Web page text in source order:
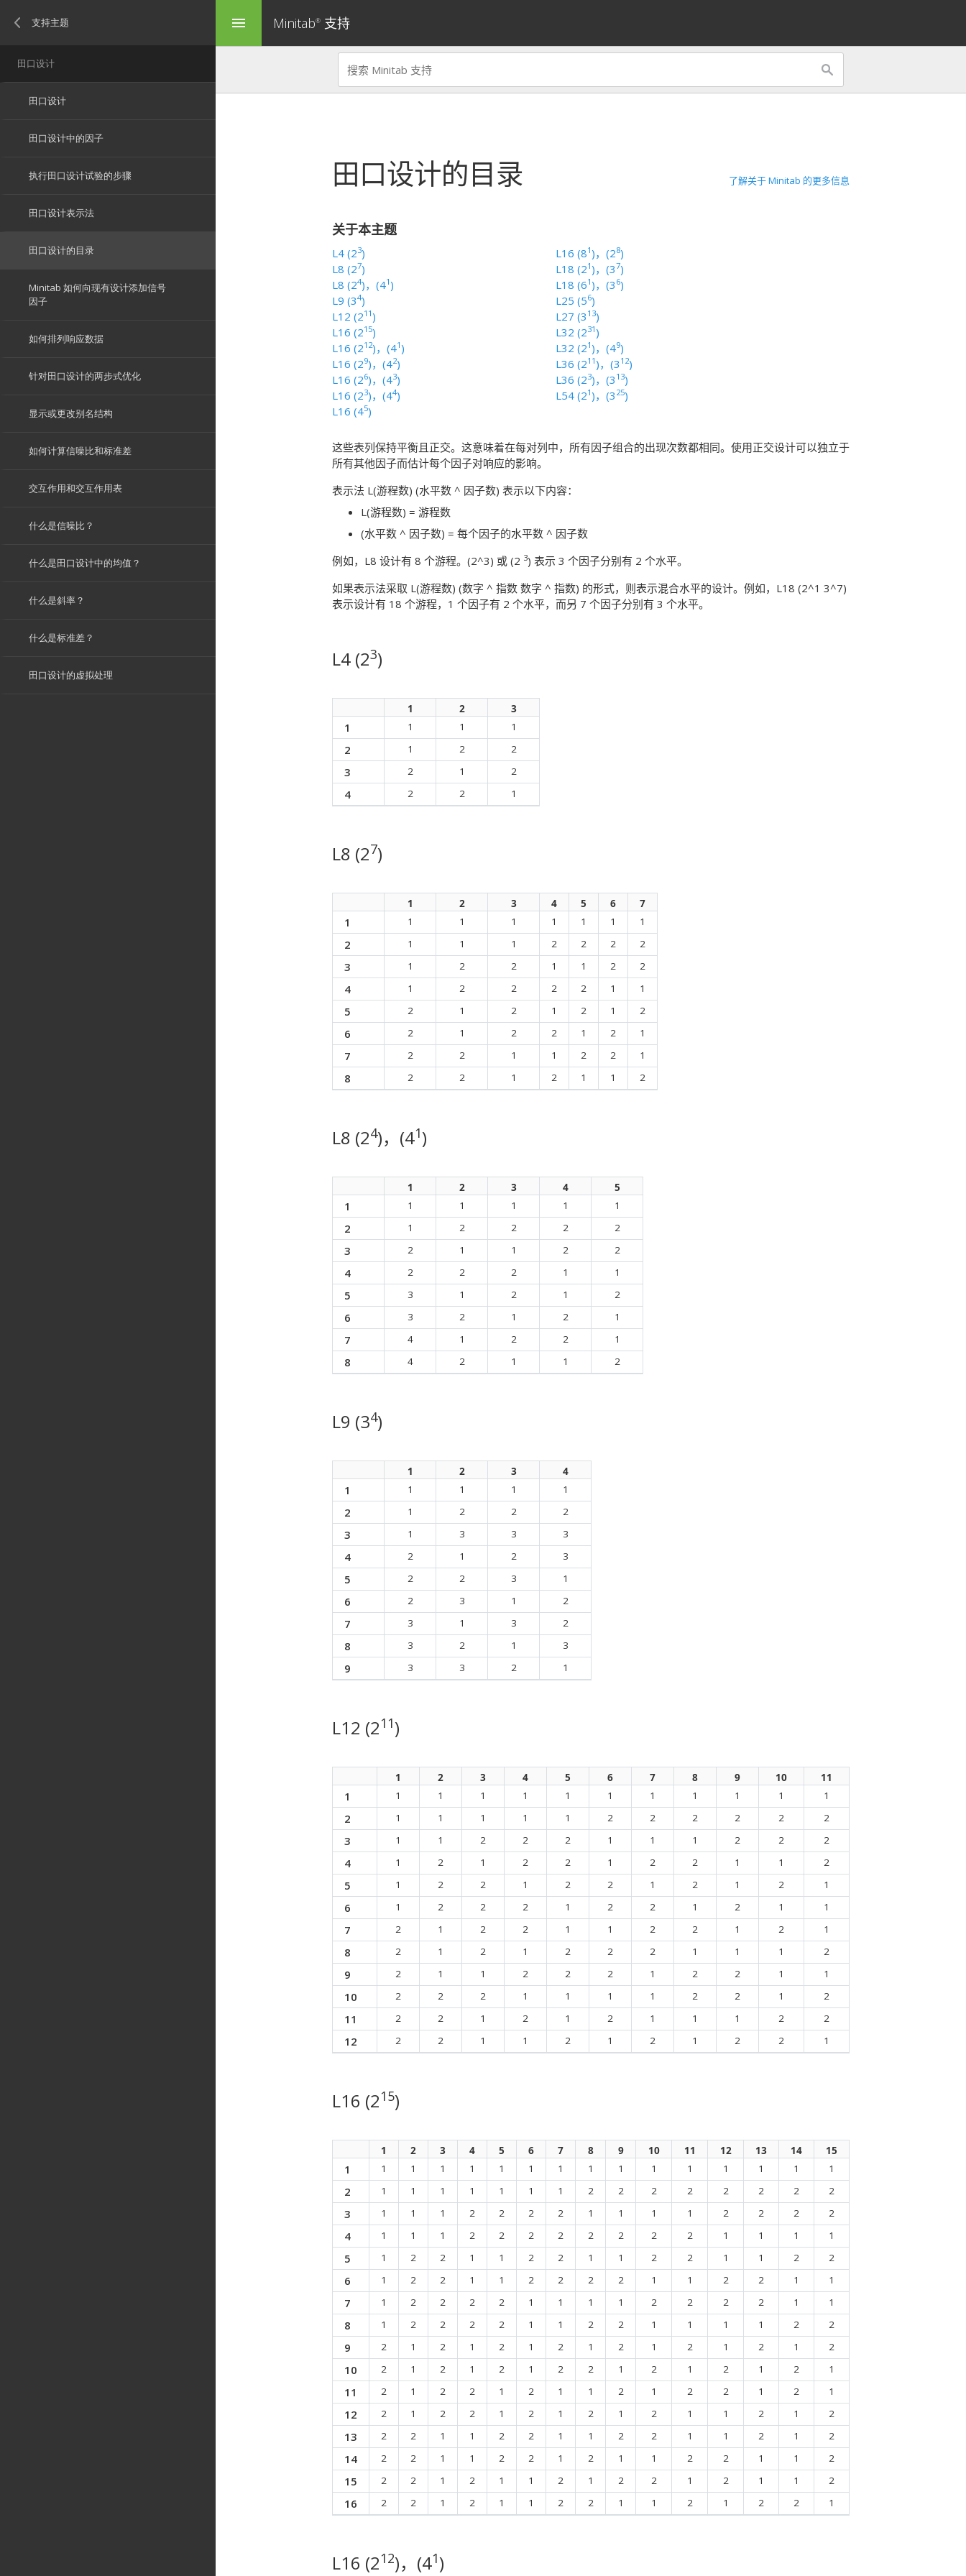
menu Minitab® 支持
田口设计的目录 了解关于 Minitab 的更多信息
关于本主题
L4 (23)
L8 (27)
L8 (24)，(41)
L9 (34)
L12 (211)
L16 (215)
L16 (212)，(41)
L16 (29)，(42)
L16 (26)，(43)
L16 (23)，(44)
L16 (45)
L16 (81)，(28)
L18 (21)，(37)
L18 (61)，(3 6)
L25 (56)
L27 (3 13)
L32 (231)
L32 (21)，(49)
L36 (211)，(3 12)
L36 (23)，(3 13)
L54 (21)，(3 25)
这些表列保持平衡且正交。这意味着在每对列中，所有因子组合的出现次数都相同。使用正交设计可以独立于
所有其他因子而估计每个因子对响应的影响。
表示法 L(游程数) (水平数 ^ 因子数) 表示以下内容：
L(游程数) = 游程数
(水平数 ^ 因子数) = 每个因子的水平数 ^ 因子数
例如，L8 设计有 8 个游程。(2^3) 或 (2 3) 表示 3 个因子分别有 2 个水平。
如果表示法采取 L(游程数) (数字 ^ 指数 数字 ^ 指数) 的形式，则表示混合水平的设计。例如，L18 (2^1 3^7)
表示设计有 18 个游程，1 个因子有 2 个水平，而另 7 个因子分别有 3 个水平。
L4 (23)
1 2 3
1 1 1 1
2 1 2 2
3 2 1 2
4 2 2 1
L8 (27)
1 2 3 4 5 6 7
1 1 1 1 1 1 1 1
2 1 1 1 2 2 2 2
3 1 2 2 1 1 2 2
4 1 2 2 2 2 1 1
5 2 1 2 1 2 1 2
6 2 1 2 2 1 2 1
7 2 2 1 1 2 2 1
8 2 2 1 2 1 1 2
L8 (24)，(41)
1 2 3 4 5
1 1 1 1 1 1
2 1 2 2 2 2
3 2 1 1 2 2
4 2 2 2 1 1
5 3 1 2 1 2
6 3 2 1 2 1
7 4 1 2 2 1
8 4 2 1 1 2
L9 (34)
1 2 3 4
1 1 1 1 1
2 1 2 2 2
3 1 3 3 3
4 2 1 2 3
5 2 2 3 1
6 2 3 1 2
7 3 1 3 2
8 3 2 1 3
9 3 3 2 1
L12 (211)
1 2 3 4 5 6 7 8 9 10 11
1 1 1 1 1 1 1 1 1 1 1 1
2 1 1 1 1 1 2 2 2 2 2 2
3 1 1 2 2 2 1 1 1 2 2 2
4 1 2 1 2 2 1 2 2 1 1 2
5 1 2 2 1 2 2 1 2 1 2 1
6 1 2 2 2 1 2 2 1 2 1 1
7 2 1 2 2 1 1 2 2 1 2 1
8 2 1 2 1 2 2 2 1 1 1 2
9 2 1 1 2 2 2 1 2 2 1 1
10 2 2 2 1 1 1 1 2 2 1 2
11 2 2 1 2 1 2 1 1 1 2 2
12 2 2 1 1 2 1 2 1 2 2 1
L16 (215)
1 2 3 4 5 6 7 8 9 10 11 12 13 14 15
1 1 1 1 1 1 1 1 1 1 1 1 1 1 1 1
2 1 1 1 1 1 1 1 2 2 2 2 2 2 2 2
3 1 1 1 2 2 2 2 1 1 1 1 2 2 2 2
4 1 1 1 2 2 2 2 2 2 2 2 1 1 1 1
5 1 2 2 1 1 2 2 1 1 2 2 1 1 2 2
6 1 2 2 1 1 2 2 2 2 1 1 2 2 1 1
7 1 2 2 2 2 1 1 1 1 2 2 2 2 1 1
8 1 2 2 2 2 1 1 2 2 1 1 1 1 2 2
9 2 1 2 1 2 1 2 1 2 1 2 1 2 1 2
10 2 1 2 1 2 1 2 2 1 2 1 2 1 2 1
11 2 1 2 2 1 2 1 1 2 1 2 2 1 2 1
12 2 1 2 2 1 2 1 2 1 2 1 1 2 1 2
13 2 2 1 1 2 2 1 1 2 2 1 1 2 1 2
14 2 2 1 1 2 2 1 2 1 1 2 2 1 1 2
15 2 2 1 2 1 1 2 1 2 2 1 2 1 1 2
16 2 2 1 2 1 1 2 2 1 1 2 1 2 2 1
L16 (212)，(41)